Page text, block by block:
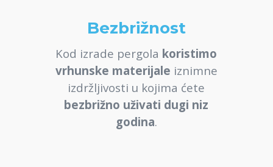
Bezbrižnost
Kod izrade pergola koristimo
vrhunske materijale iznimne
izdržljivosti u kojima ćete
bezbrižno uživati dugi niz
godina.